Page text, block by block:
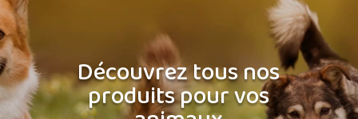
Découvrez tous nos
produits pour vos